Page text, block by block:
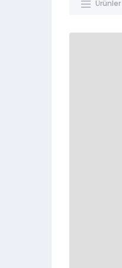
Ürünler